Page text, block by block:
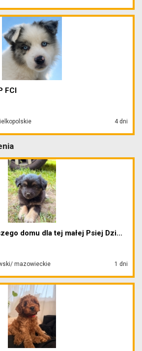
FCI
4 dni
domu dla tej małej Psiej Dzi...
mazowieckie 1 dni